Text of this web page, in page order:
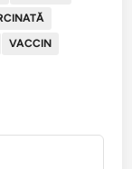
VACCIN